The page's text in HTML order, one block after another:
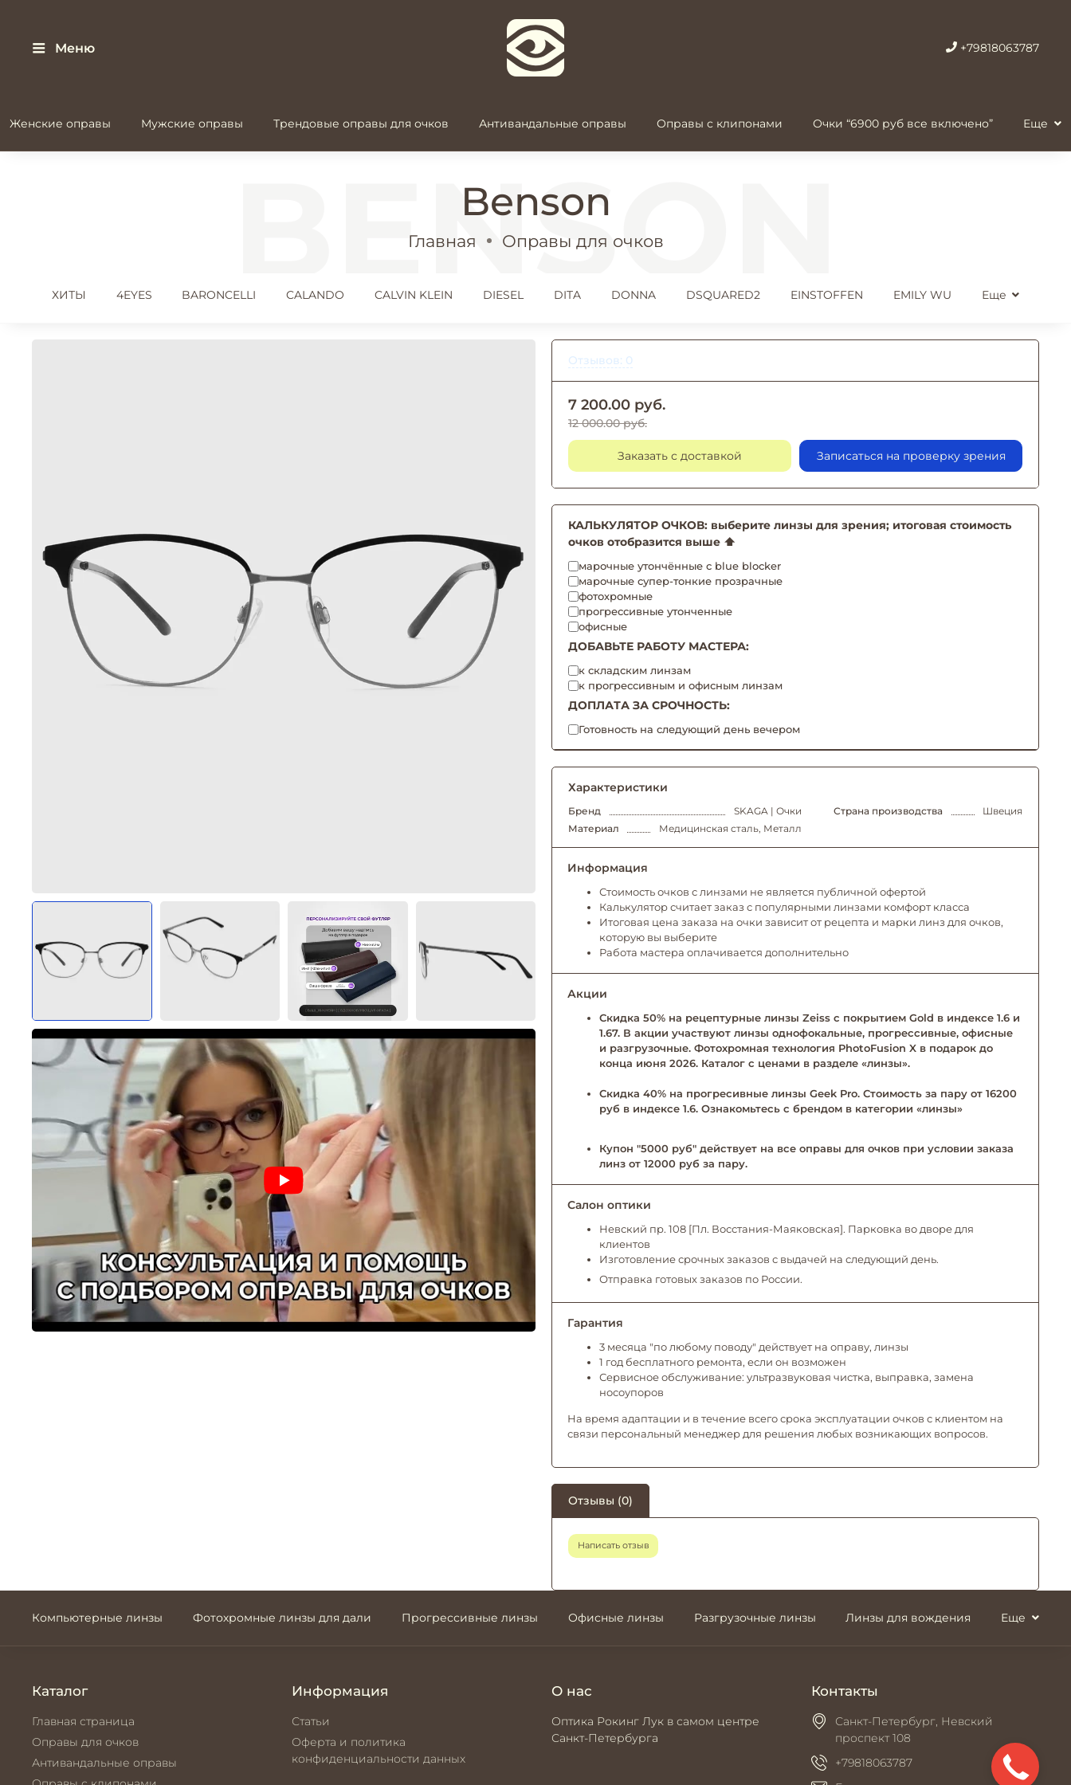
Меню +79818063787
Женские оправы Мужские оправы Трендовые оправы для очков Антивандальные оправы Оправы с клипонами Очки “6900 руб все включено” Еще
Benson
Главная Оправы для очков
ХИТЫ 4EYES BARONCELLI CALANDO CALVIN KLEIN DIESEL DITA DONNA DSQUARED2 EINSTOFFEN EMILY WU Еще
Отзывов: 0
7 200.00 руб.
12 000.00 руб.
Заказать с доставкой Записаться на проверку зрения
КАЛЬКУЛЯТОР ОЧКОВ: выберите линзы для зрения; итоговая стоимость
очков отобразится выше ⬆️
марочные утончённые с blue blocker
марочные супер-тонкие прозрачные
фотохромные
прогрессивные утонченные
офисные
ДОБАВЬТЕ РАБОТУ МАСТЕРА:
к складским линзам
к прогрессивным и офисным линзам
ДОПЛАТА ЗА СРОЧНОСТЬ:
Готовность на следующий день вечером
Характеристики
Бренд SKAGA | Очки Страна производства
Швеция
Материал
Медицинская сталь, Металл
Информация
Стоимость очков с линзами не является публичной офертой
Калькулятор считает заказ с популярными линзами комфорт класса
Итоговая цена заказа на очки зависит от рецепта и марки линз для очков,
которую вы выберите
Работа мастера оплачивается дополнительно
Акции
Скидка 50% на рецептурные линзы Zeiss с покрытием Gold в индексе 1.6 и
1.67. В акции участвуют линзы однофокальные, прогрессивные, офисные
и разгрузочные. Фотохромная технология PhotoFusion X в подарок до
конца июня 2026. Каталог с ценами в разделе «линзы».
Скидка 40% на прогресивные линзы Geek Pro. Стоимость за пару от 16200
руб в индексе 1.6. Ознакомьтесь с брендом в категории «линзы»
Купон "5000 руб" действует на все оправы для очков при условии заказа
линз от 12000 руб за пару.
Салон оптики
Невский пр. 108 [Пл. Восстания-Маяковская]. Парковка во дворе для
клиентов
Изготовление срочных заказов с выдачей на следующий день.
Отправка готовых заказов по России.
Гарантия
3 месяца "по любому поводу" действует на оправу, линзы
1 год бесплатного ремонта, если он возможен
Сервисное обслуживание: ультразвуковая чистка, выправка, замена
носоупоров
На время адаптации и в течение всего срока эксплуатации очков с клиентом на
связи персональный менеджер для решения любых возникающих вопросов.
Отзывы (0)
Написать отзыв
Компьютерные линзы Фотохромные линзы для дали Прогрессивные линзы Офисные линзы Разгрузочные линзы Линзы для вождения Еще
Каталог
Главная страница
Оправы для очков
Антивандальные оправы
Информация
Статьи
Оферта и политика
конфиденциальности данных
О нас
Оптика Рокинг Лук в самом центре
Санкт-Петербурга
Контакты
Санкт-Петербург, Невский
проспект 108
+79818063787